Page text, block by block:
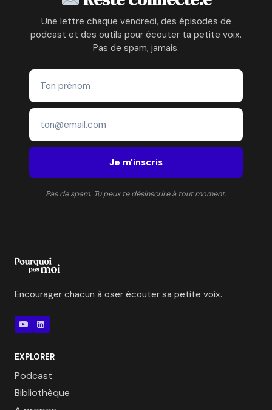
Une lettre chaque vendredi, des épisodes de
podcast et des outils pour écouter ta petite voix.
Pas de spam, jamais.
Je m'inscris
Pas de spam. Tu peux te désinscrire à tout moment.
Encourager chacun à oser écouter sa petite voix.
EXPLORER
Podcast
Bibliothèque